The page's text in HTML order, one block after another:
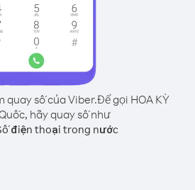
quay số của Viber.Để gọi HOA KỲ
hãy quay số như
điện thoại trong nước